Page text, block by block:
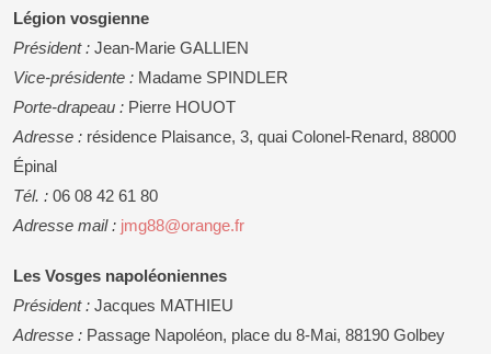
Légion vosgienne
Président : Jean-Marie GALLIEN
Vice-présidente : Madame SPINDLER
Porte-drapeau : Pierre HOUOT
Adresse : résidence Plaisance, 3, quai Colonel-Renard, 88000
Épinal
Tél. : 06 08 42 61 80
Adresse mail : jmg88@orange.fr
Les Vosges napoléoniennes
Président : Jacques MATHIEU
Adresse : Passage Napoléon, place du 8-Mai, 88190 Golbey